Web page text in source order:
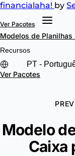
financialaha! by
Ver Pacotes
Modelos de Planilhas
Recursos
Ver Pacotes
Modelo
Caixa